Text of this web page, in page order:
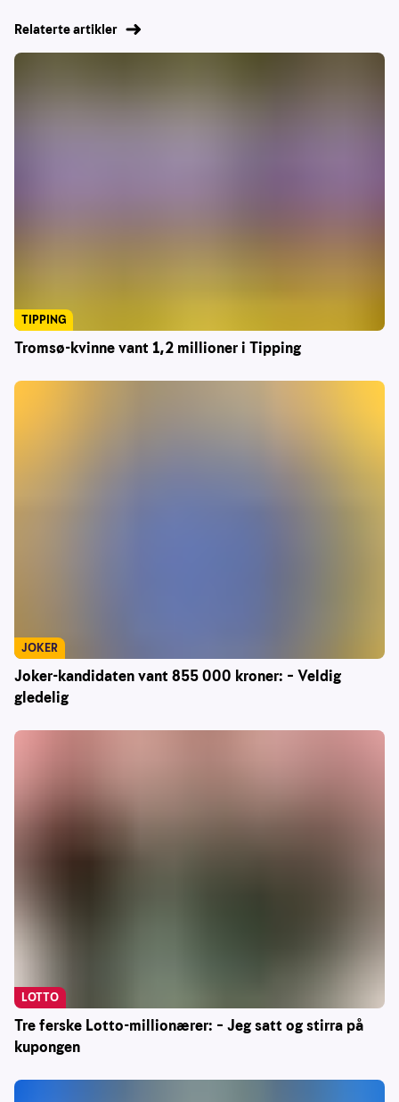
Relaterte artikler
Tromsø-kvinne vant 1,2 millioner i Tipping
TIPPING
Joker-kandidaten vant 855 000 kroner: – Veldig
gledelig
JOKER
Tre ferske Lotto-millionærer: – Jeg satt og stirra på
kupongen
LOTTO